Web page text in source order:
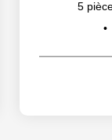
5